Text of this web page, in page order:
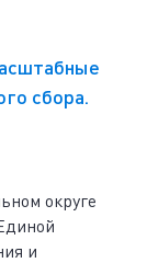
сбора.
округе
и